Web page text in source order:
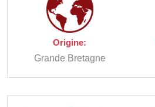
Origine:
Grande Bretagne